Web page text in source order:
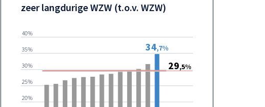
zeer langdurige WZW (t.o.v. WZW)
20%
25%
30%
35%
40%
34,7%
29,5%